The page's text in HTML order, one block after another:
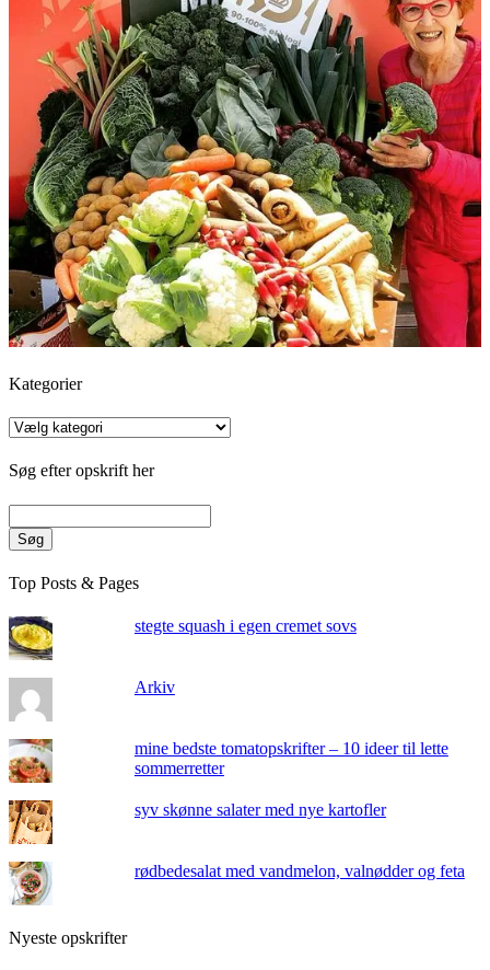
Kategorier
Kategorier
Søg efter opskrift her
Søg
Top Posts & Pages
stegte squash i egen cremet sovs
Arkiv
mine bedste tomatopskrifter – 10 ideer til lette
sommerretter
syv skønne salater med nye kartofler
rødbedesalat med vandmelon, valnødder og feta
Nyeste opskrifter